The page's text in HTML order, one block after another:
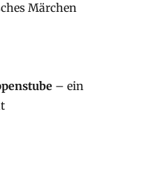
Märchen
– ein